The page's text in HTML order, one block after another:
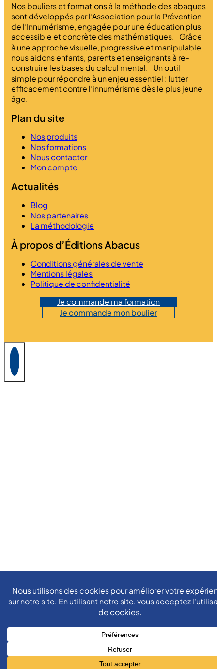
Nos bouliers et formations à la méthode des abaques
sont développés par l’Association pour la Prévention
de l’Innumérisme, engagée pour une éducation plus
accessible et concrète des mathématiques. Grâce
à une approche visuelle, progressive et manipulable,
nous aidons enfants, parents et enseignants à re-
construire les bases du calcul mental. Un outil
simple pour répondre à un enjeu essentiel : lutter
efficacement contre l’innumérisme dès le plus jeune
âge.
Plan du site
Nos produits
Nos formations
Nous contacter
Mon compte
Actualités
Blog
Nos partenaires
La méthodologie
À propos d’Éditions Abacus
Conditions générales de vente
Mentions légales
Politique de confidentialité
Je commande ma formation
Je commande mon boulier